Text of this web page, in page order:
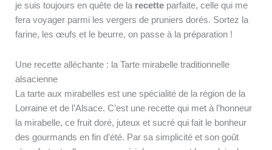
je suis toujours en quête de la recette parfaite, celle qui me
fera voyager parmi les vergers de pruniers dorés. Sortez la
farine, les œufs et le beurre, on passe à la préparation !
Une recette alléchante : la Tarte mirabelle traditionnelle
alsacienne
La tarte aux mirabelles est une spécialité de la région de la
Lorraine et de l’Alsace. C’est une recette qui met à l’honneur
la mirabelle, ce fruit doré, juteux et sucré qui fait le bonheur
des gourmands en fin d’été. Par sa simplicité et son goût